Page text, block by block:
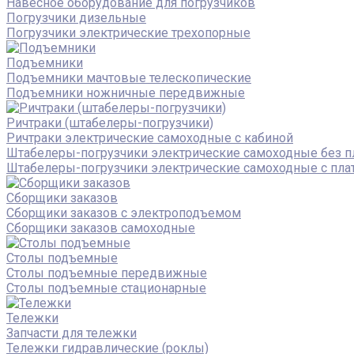
Погрузчики дизельные
Погрузчики электрические трехопорные
Подъемники
Подъемники мачтовые телескопические
Подъемники ножничные передвижные
Ричтраки (штабелеры-погрузчики)
Ричтраки электрические самоходные с кабиной
Штабелеры-погрузчики электрические самоходные без
Штабелеры-погрузчики электрические самоходные с
Сборщики заказов
Сборщики заказов с электроподъемом
Сборщики заказов самоходные
Столы подъемные
Столы подъемные передвижные
Столы подъемные стационарные
Тележки
Запчасти для тележки
Тележки гидравлические (роклы)